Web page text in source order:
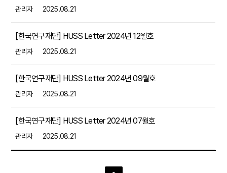
관리자 2025.08.21
[한국연구재단] HUSS Letter 2024년 12월호
관리자 2025.08.21
[한국연구재단] HUSS Letter 2024년 09월호
관리자 2025.08.21
[한국연구재단] HUSS Letter 2024년 07월호
관리자 2025.08.21